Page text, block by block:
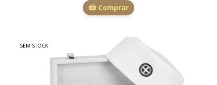
Comprar
SEM STOCK